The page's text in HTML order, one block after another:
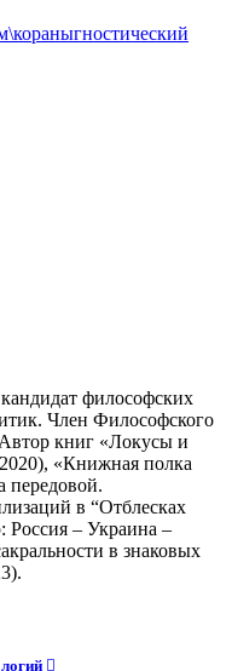
гностический
философских
Член Философского
книг «Локусы и
«Книжная полка
передовой.
в “Отблесках
– Украина –
в знаковых